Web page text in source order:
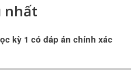
nhất
kỳ 1 có đáp án chính xác